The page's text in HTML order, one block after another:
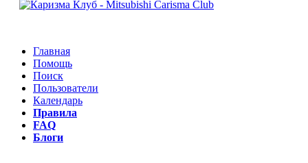
Главная
Помощь
Поиск
Пользователи
Календарь
Правила
FAQ
Блоги